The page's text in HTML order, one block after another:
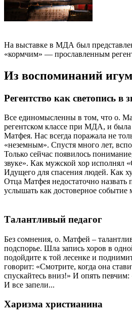
На выставке в МДА был
«кормчим» — прославленным
Из воспоминаний
Регентство как светопись в
Все единомысленны в том, что о.
регентском классе при МДА, и
Матфея. Нас всегда поражала не
«неземным». Спустя много лет,
Только сейчас появилось
звуке». Как мужской хор исполнял
Идущего для спасения людей. Как
Отца Матфея недостаточно
услышать как достоверное событие
Талантливый педагог
Без сомнения, о. Матфей –
подспорье. Шла запись хоров в
подойдите к той лесенке и
говорит: «Смотрите, когда она
спускайтесь вниз!» И опять певчим:
И все запели...
Харизма христианина